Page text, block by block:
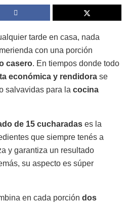
tarde en casa, nada
con una porción
casero. En tiempos donde todo
económica y rendidora se
salvavidas para la cocina
de 15 cucharadas es la
que siempre tenés a
y garantiza un resultado
su aspecto es súper
en cada porción dos